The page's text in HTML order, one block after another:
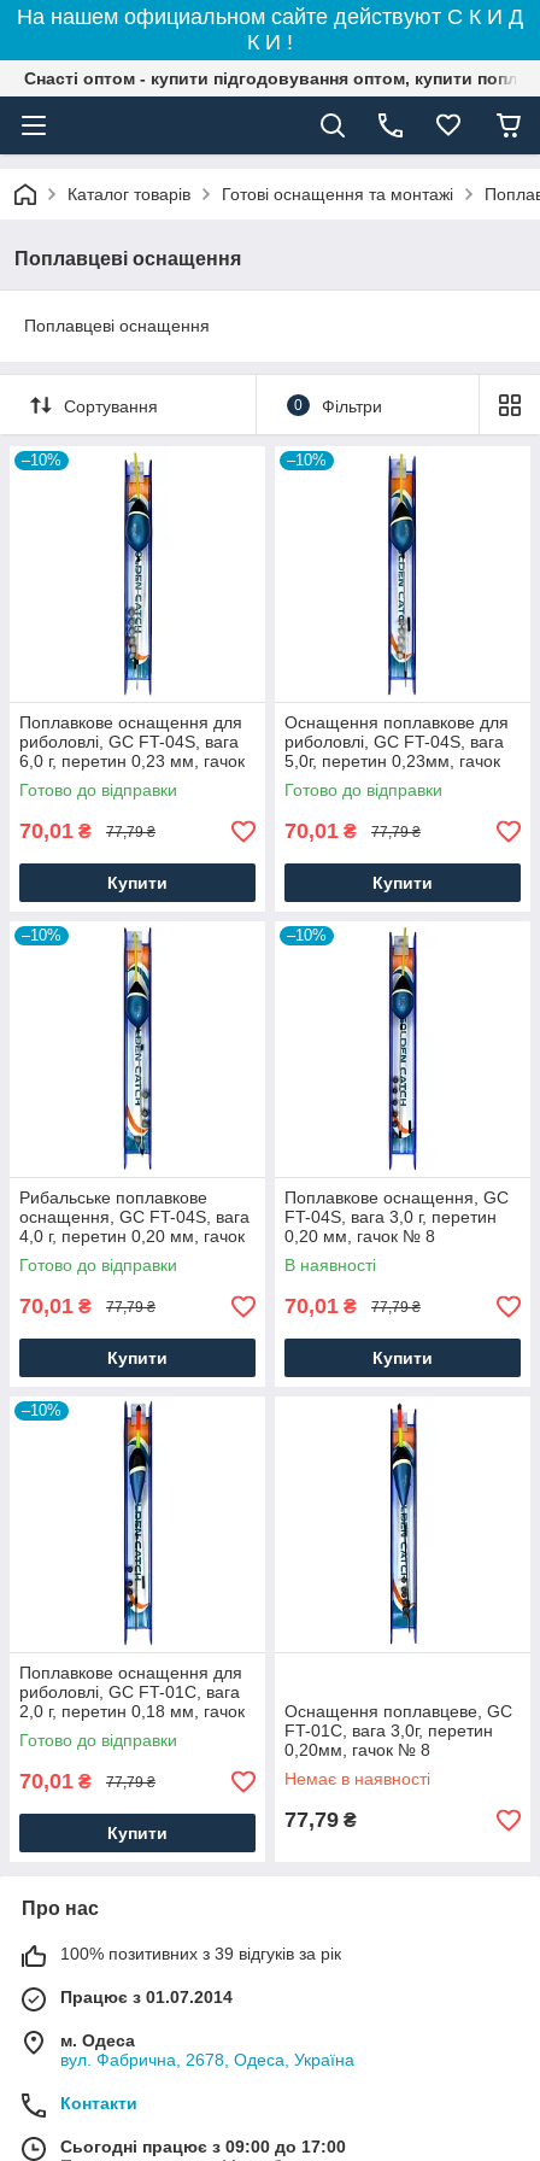
На нашем официальном сайте действуют С К И Д
К И !
Снасті оптом - купити підгодовування оптом, купити
Каталог товарів Готові оснащення та монтажі
Поплавцеві оснащення
Поплавцеві оснащення
Сортування 0 Фільтри
–10%
Поплавкове оснащення для
риболовлі, GC FT-04S, вага
6,0 г, перетин 0,23 мм, гачок
№ 8
Готово до відправки
70,01 ₴ 77,79 ₴
Купити
–10%
Оснащення поплавкове для
риболовлі, GC FT-04S, вага
5,0г, перетин 0,23мм, гачок
№ 8
Готово до відправки
70,01 ₴ 77,79 ₴
Купити
–10%
Рибальське поплавкове
оснащення, GC FT-04S, вага
4,0 г, перетин 0,20 мм, гачок
№ 8
Готово до відправки
70,01 ₴ 77,79 ₴
Купити
–10%
Поплавкове оснащення, GC
FT-04S, вага 3,0 г, перетин
0,20 мм, гачок № 8
В наявності
70,01 ₴ 77,79 ₴
Купити
–10%
Поплавкове оснащення для
риболовлі, GC FT-01C, вага
2,0 г, перетин 0,18 мм, гачок
№ 8
Готово до відправки
70,01 ₴ 77,79 ₴
Купити
Оснащення поплавцеве, GC
FT-01C, вага 3,0г, перетин
0,20мм, гачок № 8
Немає в наявності
77,79 ₴
Про нас
100% позитивних з 39 відгуків за рік
Працює з 01.07.2014
м. Одеса
вул. Фабрична, 2678, Одеса, Україна
Контакти
Сьогодні працює з 09:00 до 17:00